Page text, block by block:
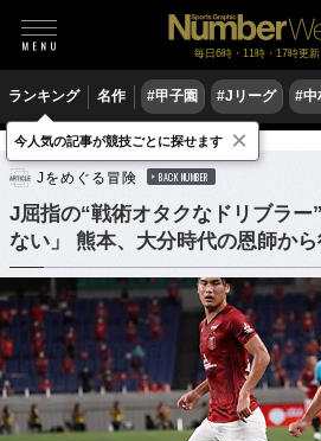
毎日6時・11時・17時更新
ランキング 名作 #甲子園 #Jリーグ #中
サッカー Jリーグ
Jをめぐる冒険 BACK NUMBER
J屈指の“戦術オタクなドリブラー
ない」 熊本、大分時代の恩師か
今人気の記事が競技ごとに探せます ×